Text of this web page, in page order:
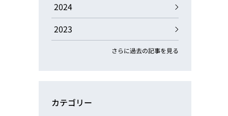
ンビジョンコラム
2024
2023
さらに過去の記事を見る
カテゴリー